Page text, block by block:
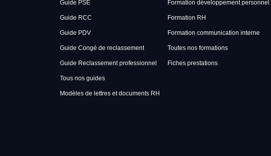
Guide PSE
Guide RCC
Guide PDV
Guide Congé de reclassement
Guide Reclassement professionnel
Tous nos guides
Modèles de lettres et documents RH
Formation développement personnel
Formation RH
Formation communication interne
Toutes nos formations
Fiches prestations